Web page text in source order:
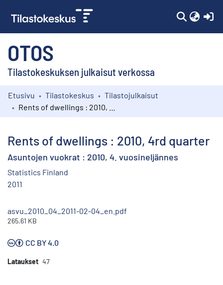
OTOS
Tilastokeskuksen julkaisut verkossa
Kokoelmat
Etusivu Tilastokeskus
Tilastojulkaisut
Rents of dwellings : 2010, 4rd quarter
Asuntojen vuokrat : 2010, 4. vuosineljännes
Statistics Finland
2011
asvu_2010_04_2011-02-04_en.pdf
265.61 KB
CC BY 4.0
Lataukset 47